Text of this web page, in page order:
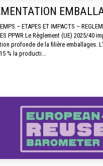
– ETAPES ET IMPACTS –
PPWR Le Règlement (UE) 2025/40
profonde de la filière emballages.
% la producti...